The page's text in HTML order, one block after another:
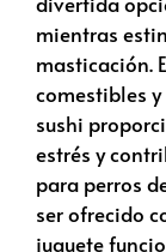
mientras
masticación.
comestibles
sushi
estrés y
para perros
ser ofrecido
juguete